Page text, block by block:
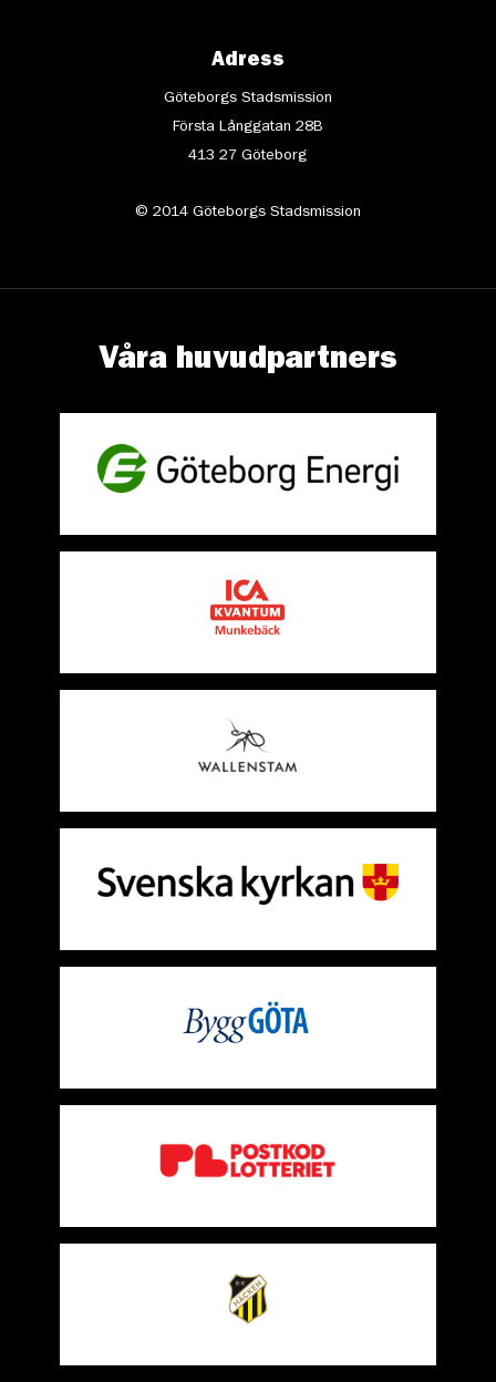
Adress
Göteborgs Stadsmission
Första Långgatan 28B
413 27 Göteborg
© 2014 Göteborgs Stadsmission
Våra huvudpartners